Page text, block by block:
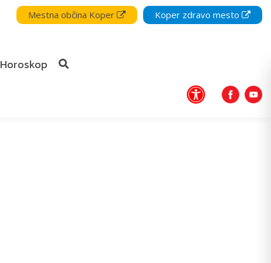
Mestna občina Koper Koper zdravo mesto
Horoskop